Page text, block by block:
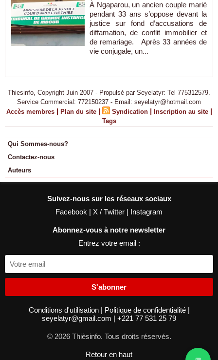
À Ngaparou, un ancien couple marié
pendant 33 ans s’oppose devant la
justice sur fond d’accusations de
diffamation, de conflit immobilier et
de remariage. Après 33 années de
vie conjugale, un...
Thiesinfo, Copyright Juin 2007 - Propulsé par Seyelatyr: Tel 775312579.
Service Commercial: 772150237 - Email: seyelatyr@hotmail.com
Accès membres | Plan du site | Syndication | Inscription au site |
Tags
Qui Sommes-nous?
Contactez-nous
Auteurs
Suivez-nous sur les réseaux sociaux
Facebook | X / Twitter | Instagram
Abonnez-vous à notre newsletter
Entrez votre email :
S'abonner
Conditions d'utilisation | Politique de confidentialité |
seyelatyr@gmail.com | +221 77 531 25 79
© 2026 Thièsinfo. Tous droits réservés.
Retour en haut